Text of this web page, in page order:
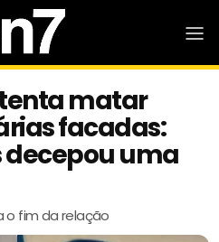
matar
facadas:
decepou uma
o fim da relação